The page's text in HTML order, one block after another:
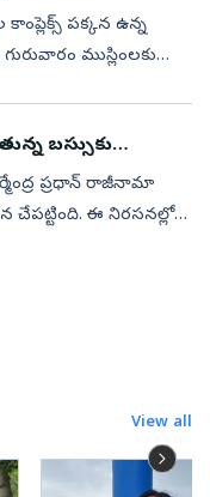
పక్కన ఉన్న
గురువారం ముస్లింలకు
బస్సుకు
ప్రధాన్‌ రాజీనామా
ఈ నిరసనల్లో
View all